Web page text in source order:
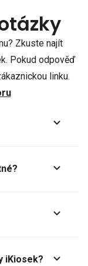
Zkuste najít
Pokud odpověď
linku.
iKiosek?